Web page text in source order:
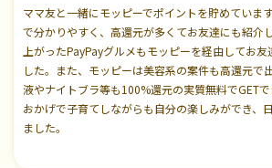
ママ友と一緒にモッピーでポイントを貯めていま
で分かりやすく、高還元が多くてお友達にも紹介
上がったPayPayグルメもモッピーを経由してお
した。また、モッピーは美容系の案件も高還元で
液やナイトブラ等も100%還元の実質無料でGET
おかげで子育てしながらも自分の楽しみができ、
ました。